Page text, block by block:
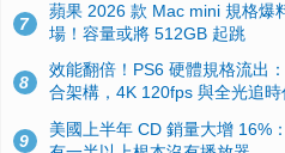
7
蘋果 2026 款 Mac mini 規格爆
場！容量或將 512GB 起跳
8
效能翻倍！PS6 硬體規格流出
合架構，4K 120fps 與全光追
9
美國上半年 CD 銷量大增 16%